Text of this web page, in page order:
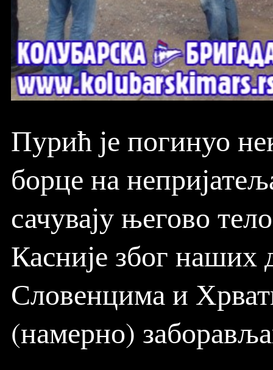
Пурић је погинуо
борце на
сачувају његово
Касније због наших
Словенцима и
(намерно)